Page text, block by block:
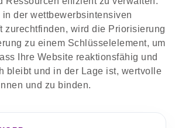
der wettbewerbsintensiven
zurechtfinden, wird die Priorisierung
zu einem Schlüsselelement, um
Ihre Website reaktionsfähig und
bleibt und in der Lage ist, wertvolle
und zu binden.